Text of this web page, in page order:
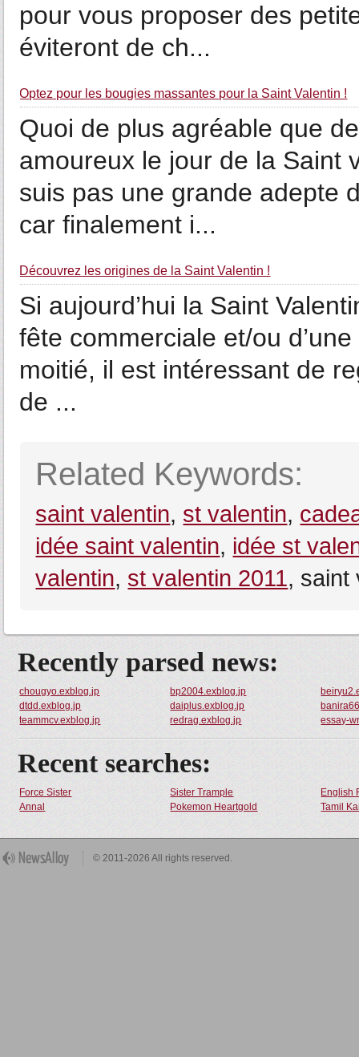
pour vous proposer des
éviteront de ch...
Optez pour les bougies massantes pour la Saint Valentin !
Quoi de plus agréable que
amoureux le jour de la Saint
suis pas une grande adepte
car finalement i...
Découvrez les origines de la Saint Valentin !
Si aujourd’hui la Saint
fête commerciale et/ou
moitié, il est intéressant de
de ...
Related Keywords:
saint valentin, st valentin,
idée saint valentin, idée st
valentin, st valentin 2011, saint
Recently parsed news:
chougyo.exblog.jp bp2004.exblog.jp
dtdd.exblog.jp
daiplus.exblog.jp
teammcv.exblog.jp
redrag.exblog.jp essay-
Recent searches:
Force Sister Sister Trample
English
Annal
Pokemon Heartgold Tamil
© 2011-2026 All rights reserved.